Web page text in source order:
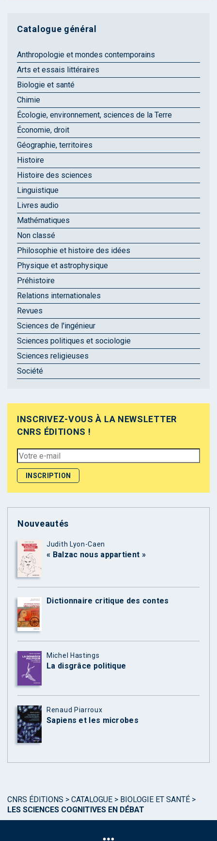
Catalogue général
Anthropologie et mondes contemporains
Arts et essais littéraires
Biologie et santé
Chimie
Écologie, environnement, sciences de la Terre
Économie, droit
Géographie, territoires
Histoire
Histoire des sciences
Linguistique
Livres audio
Mathématiques
Non classé
Philosophie et histoire des idées
Physique et astrophysique
Préhistoire
Relations internationales
Revues
Sciences de l'ingénieur
Sciences politiques et sociologie
Sciences religieuses
Société
INSCRIVEZ-VOUS À LA NEWSLETTER
CNRS ÉDITIONS !
Nouveautés
Judith Lyon-Caen
« Balzac nous appartient »
Dictionnaire critique des contes
Michel Hastings
La disgrâce politique
Renaud Piarroux
Sapiens et les microbes
CNRS ÉDITIONS > CATALOGUE > BIOLOGIE ET SANTÉ >
LES SCIENCES COGNITIVES EN DÉBAT